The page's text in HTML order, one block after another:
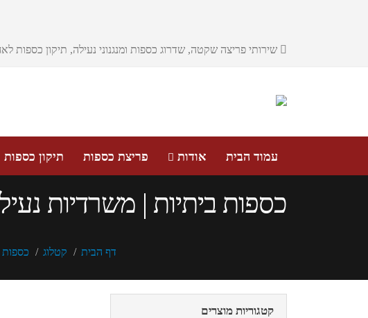
שירותי פריצה שקטה, שדרוג כספות ומנגנוני נעילה, תיקון כספות
עמוד הבית אודות פריצת כספות תיקון כספות
כספות ביתיות | משרדיות
דף הבית קטלוג כספות
קטגוריות מוצרים